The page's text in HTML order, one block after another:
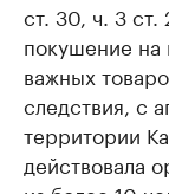
ст. 30, ч. 3 ст.
покушение на
важных
следствия, с
территории
действовала